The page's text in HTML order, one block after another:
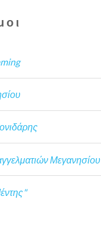
Μεγανησίου